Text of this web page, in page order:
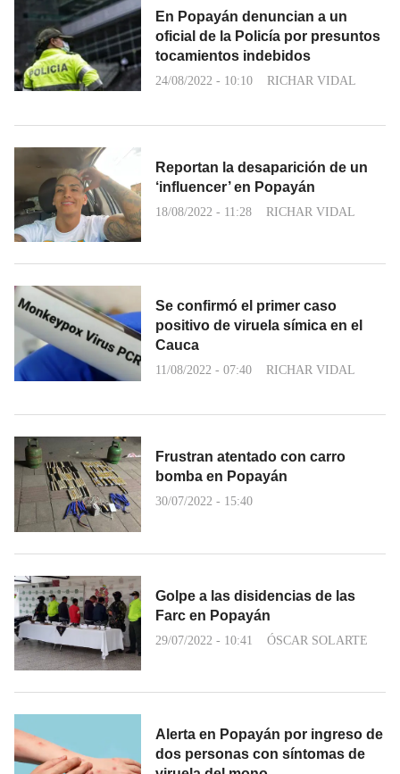
En Popayán denuncian a un
oficial de la Policía por presuntos
tocamientos indebidos
24/08/2022 - 10:10 RICHAR VIDAL
Reportan la desaparición de un
‘influencer’ en Popayán
18/08/2022 - 11:28 RICHAR VIDAL
Se confirmó el primer caso
positivo de viruela símica en el
Cauca
11/08/2022 - 07:40 RICHAR VIDAL
Frustran atentado con carro
bomba en Popayán
30/07/2022 - 15:40
Golpe a las disidencias de las
Farc en Popayán
29/07/2022 - 10:41 ÓSCAR SOLARTE
Alerta en Popayán por ingreso de
dos personas con síntomas de